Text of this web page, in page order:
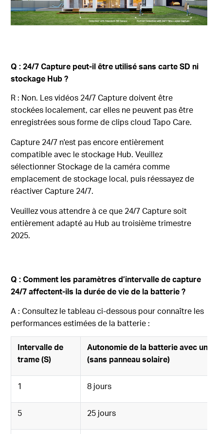
Q : 24/7 Capture peut-il être utilisé sans carte SD ni
stockage Hub ?
R : Non. Les vidéos 24/7 Capture doivent être
stockées localement, car elles ne peuvent pas être
enregistrées sous forme de clips cloud Tapo Care.
Capture 24/7 n'est pas encore entièrement
compatible avec le stockage Hub. Veuillez
sélectionner Stockage de la caméra comme
emplacement de stockage local, puis réessayez de
réactiver Capture 24/7.
Veuillez vous attendre à ce que 24/7 Capture soit
entièrement adapté au Hub au troisième trimestre
2025.
Q : Comment les paramètres d’intervalle de capture
24/7 affectent-ils la durée de vie de la batterie ?
A : Consultez le tableau ci-dessous pour connaître les
performances estimées de la batterie :
Intervalle de
trame (S)
Autonomie de la batterie avec une
(sans panneau solaire)
1 8 jours
5 25 jours